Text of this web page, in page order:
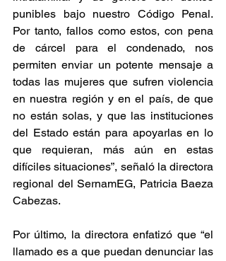
punibles bajo nuestro Código Penal.
Por tanto, fallos como estos, con pena
de cárcel para el condenado, nos
permiten enviar un potente mensaje a
todas las mujeres que sufren violencia
en nuestra región y en el país, de que
no están solas, y que las instituciones
del Estado están para apoyarlas en lo
que requieran, más aún en estas
difíciles situaciones”, señaló la directora
regional del SernamEG, Patricia Baeza
Cabezas.
Por último, la directora enfatizó que “el
llamado es a que puedan denunciar las